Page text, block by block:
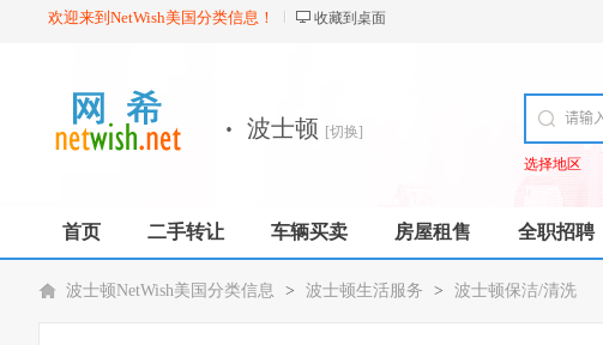
欢迎来到NetWish美国分类信息！ 收藏到桌面
· 波士顿 [切换]
选择地区
首页 二手转让 车辆买卖 房屋租售 全职招聘
波士顿NetWish美国分类信息 > 波士顿生活服务 > 波士顿保洁/清洗